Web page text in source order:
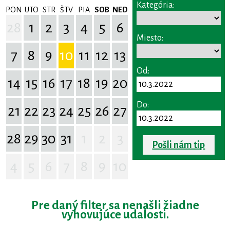
PON UTO STR ŠTV PIA SOB NED
1 2 3 4 5
6
7
8 9 10 11 12 13
14 15 16 17 18 19 20
21 22 23 24 25 26 27
28 29 30 31
Kategória:
Miesto:
Od:
Do:
Pošli nám tip
Pre daný filter sa nenašli žiadne
vyhovujúce udalosti.